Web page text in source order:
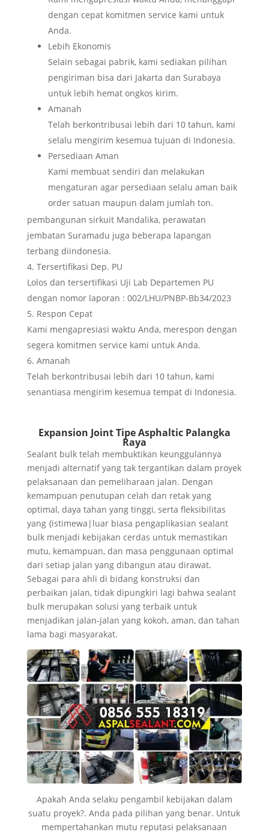
dengan cepat komitmen service kami untuk
Anda.
Lebih Ekonomis
Selain sebagai pabrik, kami sediakan pilihan
pengiriman bisa dari Jakarta dan Surabaya
untuk lebih hemat ongkos kirim.
Amanah
Telah berkontribusai lebih dari 10 tahun, kami
selalu mengirim kesemua tujuan di Indonesia.
Persediaan Aman
Kami membuat sendiri dan melakukan
mengaturan agar persediaan selalu aman baik
order satuan maupun dalam jumlah ton.
pembangunan sirkuit Mandalika, perawatan
jembatan Suramadu juga beberapa lapangan
terbang diindonesia.
Tersertifikasi Dep. PU
Lolos dan tersertifikasi Uji Lab Departemen PU
dengan nomor laporan : 002/LHU/PNBP-Bb34/2023
Respon Cepat
Kami mengapresiasi waktu Anda, merespon dengan
segera komitmen service kami untuk Anda.
Amanah
Telah berkontribusai lebih dari 10 tahun, kami
senantiasa mengirim kesemua tempat di Indonesia.
Expansion Joint Tipe Asphaltic Palangka
Raya
Sealant bulk telah membuktikan keunggulannya
menjadi alternatif yang tak tergantikan dalam proyek
pelaksanaan dan pemeliharaan jalan. Dengan
kemampuan penutupan celah dan retak yang
optimal, daya tahan yang tinggi, serta fleksibilitas
yang {istimewa|luar biasa pengaplikasian sealant
bulk menjadi kebijakan cerdas untuk memastikan
mutu, kemampuan, dan masa penggunaan optimal
dari setiap jalan yang dibangun atau dirawat.
Sebagai para ahli di bidang konstruksi dan
perbaikan jalan, tidak dipungkiri lagi bahwa sealant
bulk merupakan solusi yang terbaik untuk
menjadikan jalan-jalan yang kokoh, aman, dan tahan
lama bagi masyarakat.
Apakah Anda selaku pengambil kebijakan dalam
suatu proyek?. Anda pada pilihan yang benar. Untuk
mempertahankan mutu reputasi pelaksanaan